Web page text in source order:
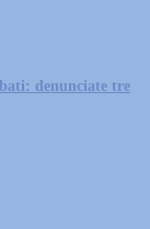
denunciate tre